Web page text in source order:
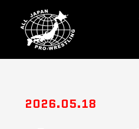
2026.05.18